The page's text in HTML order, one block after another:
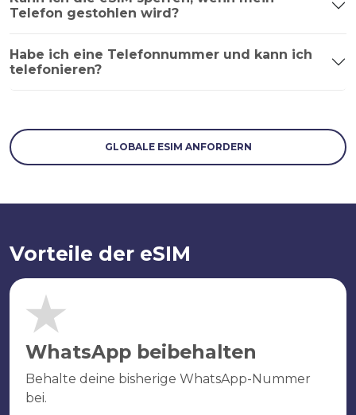
Telefon gestohlen wird?
Habe ich eine Telefonnummer und kann ich
telefonieren?
GLOBALE ESIM ANFORDERN
Vorteile der eSIM
WhatsApp beibehalten
Behalte deine bisherige WhatsApp-Nummer
bei.